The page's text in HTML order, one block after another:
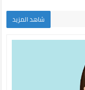
شاهد المزيد